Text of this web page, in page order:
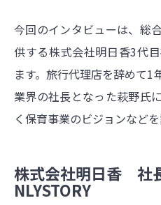
今回のインタビューは、総
供する株式会社明日香3代
ます。旅行代理店を辞めて
業界の社長となった萩野氏
く保育事業のビジョンなど
株式会社明日香 社
NLYSTORY